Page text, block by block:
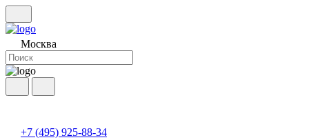
Москва
+7 (495) 925-88-34